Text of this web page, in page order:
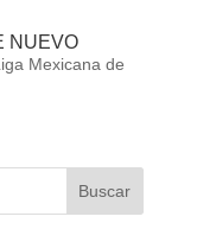
NUEVO
Mexicana de
Buscar